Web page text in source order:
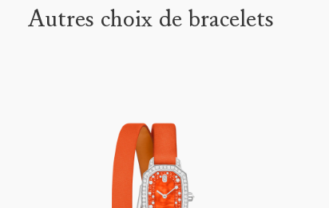
Autres choix de bracelets